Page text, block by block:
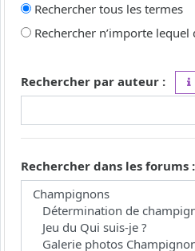
Rechercher tous les termes
Rechercher n’importe lequel
Rechercher par auteur :
Rechercher dans les forums :